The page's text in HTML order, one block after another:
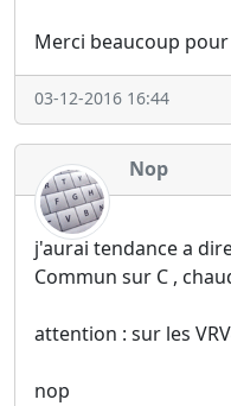
Merci beaucoup
03-12-2016 16:44
Nop
j'aurai tendance a
Commun sur C ,
attention : sur les
nop